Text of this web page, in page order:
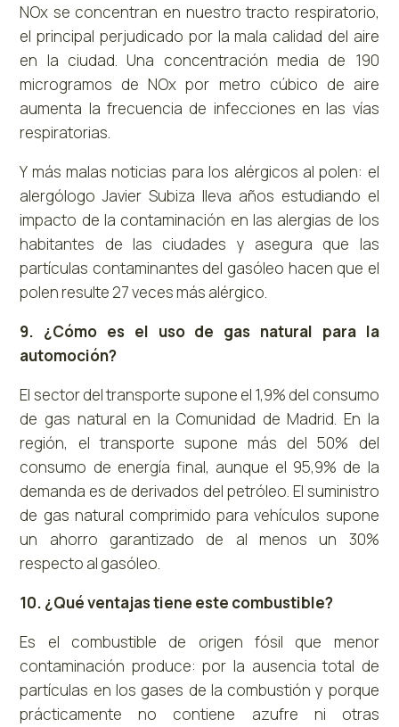
NOx se concentran en nuestro tracto respiratorio,
el principal perjudicado por la mala calidad del aire
en la ciudad. Una concentración media de 190
microgramos de NOx por metro cúbico de aire
aumenta la frecuencia de infecciones en las vías
respiratorias.
Y más malas noticias para los alérgicos al polen: el
alergólogo Javier Subiza lleva años estudiando el
impacto de la contaminación en las alergias de los
habitantes de las ciudades y asegura que las
partículas contaminantes del gasóleo hacen que el
polen resulte 27 veces más alérgico.
9. ¿Cómo es el uso de gas natural para la
automoción?
El sector del transporte supone el 1,9% del consumo
de gas natural en la Comunidad de Madrid. En la
región, el transporte supone más del 50% del
consumo de energía final, aunque el 95,9% de la
demanda es de derivados del petróleo. El suministro
de gas natural comprimido para vehículos supone
un ahorro garantizado de al menos un 30%
respecto al gasóleo.
10. ¿Qué ventajas tiene este combustible?
Es el combustible de origen fósil que menor
contaminación produce: por la ausencia total de
partículas en los gases de la combustión y porque
prácticamente no contiene azufre ni otras